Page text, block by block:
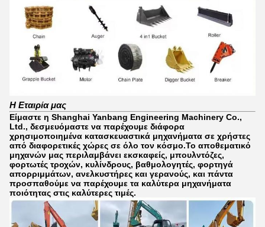
Η Εταιρία μας
Είμαστε η Shanghai Yanbang Engineering Machinery Co.,
Ltd., δεσμευόμαστε να παρέχουμε διάφορα
χρησιμοποιημένα κατασκευαστικά μηχανήματα σε χρήστες
από διαφορετικές χώρες σε όλο τον κόσμο.Το αποθεματικό
μηχανών μας περιλαμβάνει εκσκαφείς, μπουλντόζες,
φορτωτές τροχών, κυλίνδρους, βαθμολογητές, φορτηγά
απορριμμάτων, ανελκυστήρες και γερανούς, και πάντα
προσπαθούμε να παρέχουμε τα καλύτερα μηχανήματα
ποιότητας στις καλύτερες τιμές.